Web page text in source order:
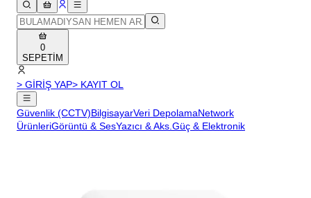
0
SEPETİM
> GİRİŞ YAP> KAYIT OL
Güvenlik (CCTV)BilgisayarVeri DepolamaNetwork
ÜrünleriGörüntü & SesYazıcı & Aks.Güç & Elektronik